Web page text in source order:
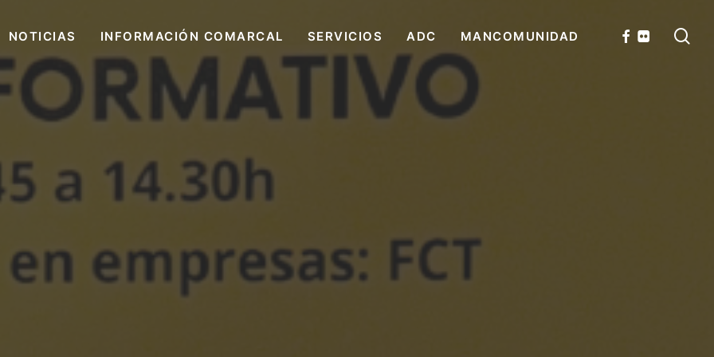
NOTICIAS INFORMACIÓN COMARCAL SERVICIOS ADC MANCOMUNIDAD FACEBOOK
FLICKR